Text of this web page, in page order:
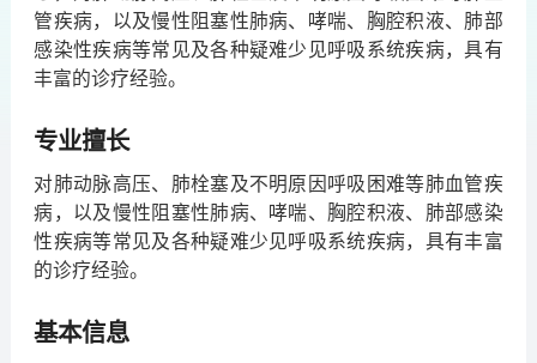
管疾病，以及慢性阻塞性肺病、哮喘、胸腔积液、肺部
感染性疾病等常见及各种疑难少见呼吸系统疾病，具有
丰富的诊疗经验。
专业擅长
对肺动脉高压、肺栓塞及不明原因呼吸困难等肺血管疾
病，以及慢性阻塞性肺病、哮喘、胸腔积液、肺部感染
性疾病等常见及各种疑难少见呼吸系统疾病，具有丰富
的诊疗经验。
基本信息